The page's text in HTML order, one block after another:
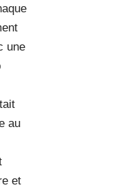
une
au
et